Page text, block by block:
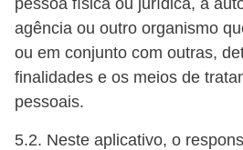
pessoa física ou jurídica, a
agência ou outro organismo
ou em conjunto com outras,
finalidades e os meios de
pessoais.
5.2. Neste aplicativo, o